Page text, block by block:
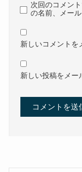
次回のコメン
の名前、メー
新しいコメントを
新しい投稿をメー